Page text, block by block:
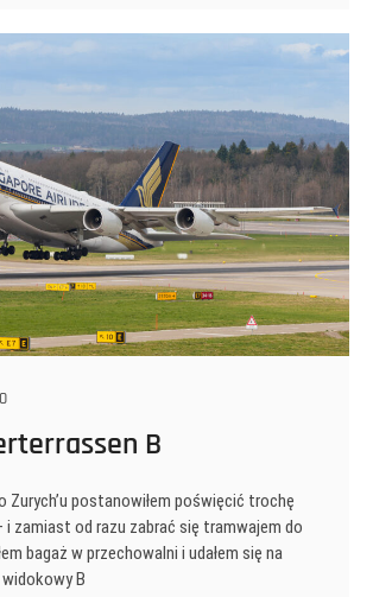
B
Zurych’u postanowiłem poświęcić trochę
zamiast od razu zabrać się tramwajem do
bagaż w przechowalni i udałem się na
B